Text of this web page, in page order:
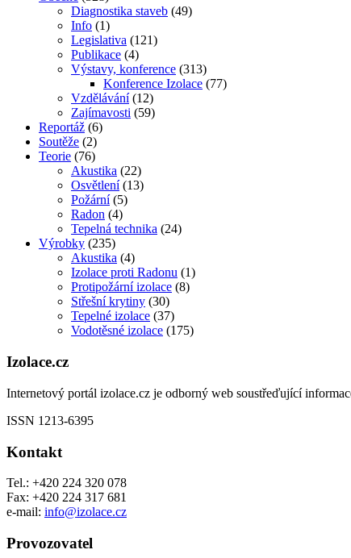
Diagnostika staveb (49)
Info (1)
Legislativa (121)
Publikace (4)
Výstavy, konference (313)
Konference Izolace (77)
Vzdělávání (12)
Zajímavosti (59)
Reportáž (6)
Soutěže (2)
Teorie (76)
Akustika (22)
Osvětlení (13)
Požární (5)
Radon (4)
Tepelná technika (24)
Výrobky (235)
Akustika (4)
Izolace proti Radonu (1)
Protipožární izolace (8)
Střešní krytiny (30)
Tepelné izolace (37)
Vodotěsné izolace (175)
Izolace.cz
Internetový portál izolace.cz je odborný web soustřeďující
ISSN 1213-6395
Kontakt
Tel.: +420 224 320 078
Fax: +420 224 317 681
e-mail: info@izolace.cz
Provozovatel